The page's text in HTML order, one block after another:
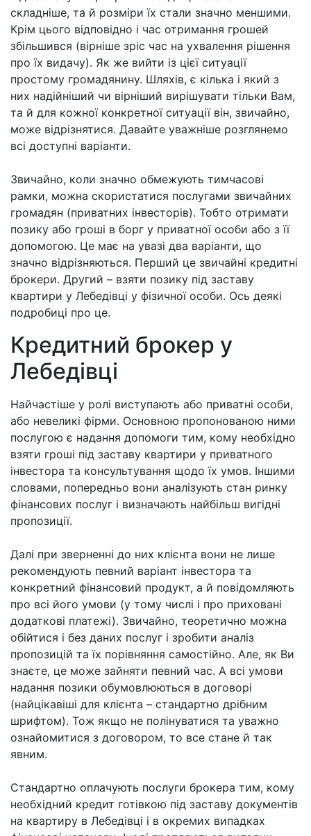
ДЕТАЛЬНІШЕ ПРО КРЕДИТ
ПІД ЗАСТАВУ КВАРТИРИ В ЛЕБЕДІВЦІ
Настання економічної кризи світового масштабу
значною мірою змінило ситуацію у взаєминах між
банками та позичальниками. Численні випадки
неповернення позик змусили банки стати
обережнішими, тепер отримати грошовий кредит
під заставу квартири в Лебедівці набагато
Крім цього відповідно і час отримання грошей
збільшився (вірніше зріс час на ухвалення рішення
про їх видачу). Як же вийти із цієї ситуації
простому громадянину. Шляхів, є кілька і який з
них надійніший чи вірніший вирішувати тільки Вам,
та й для кожної конкретної ситуації він, звичайно,
може відрізнятися. Давайте уважніше розглянемо
всі доступні варіанти.
рамки, можна скористатися послугами звичайних
громадян (приватних інвесторів). Тобто отримати
позику або гроші в борг у приватної особи або з її
допомогою. Це має на увазі два варіанти, що
значно відрізняються. Перший це звичайні кредитні
брокери. Другий – взяти позику під заставу
квартири у Лебедівці у фізичної особи. Ось деякі
подробиці про це.
Кредитний брокер у
Лебедівці
Найчастіше у ролі виступають або приватні особи,
або невеликі фірми. Основною пропонованою ними
послугою є надання допомоги тим, кому необхідно
взяти гроші під заставу квартири у приватного
інвестора та консультування щодо їх умов. Іншими
словами, попередньо вони аналізують стан ринку
фінансових послуг і визначають найбільш вигідні
пропозиції.
Далі при зверненні до них клієнта вони не лише
рекомендують певний варіант інвестора та
конкретний фінансовий продукт, а й повідомляють
про всі його умови (у тому числі і про приховані
обійтися і без даних послуг і зробити аналіз
пропозицій та їх порівняння самостійно. Але, як Ви
знаєте, це може зайняти певний час. А всі умови